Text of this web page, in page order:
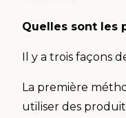
Quelles sont les
Il y a trois façons
La première
utiliser des